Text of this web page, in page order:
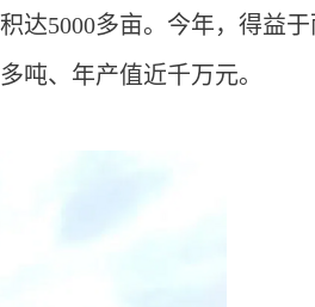
达5000多亩。今年，得益
吨、年产值近千万元。